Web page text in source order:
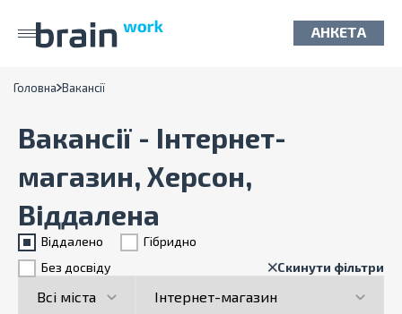
АНКЕТА
Головна Вакансії
Вакансії - Інтернет-
магазин, Херсон,
Віддалена
Віддалено
Гiбридно
Без досвіду
Скинути фільтри